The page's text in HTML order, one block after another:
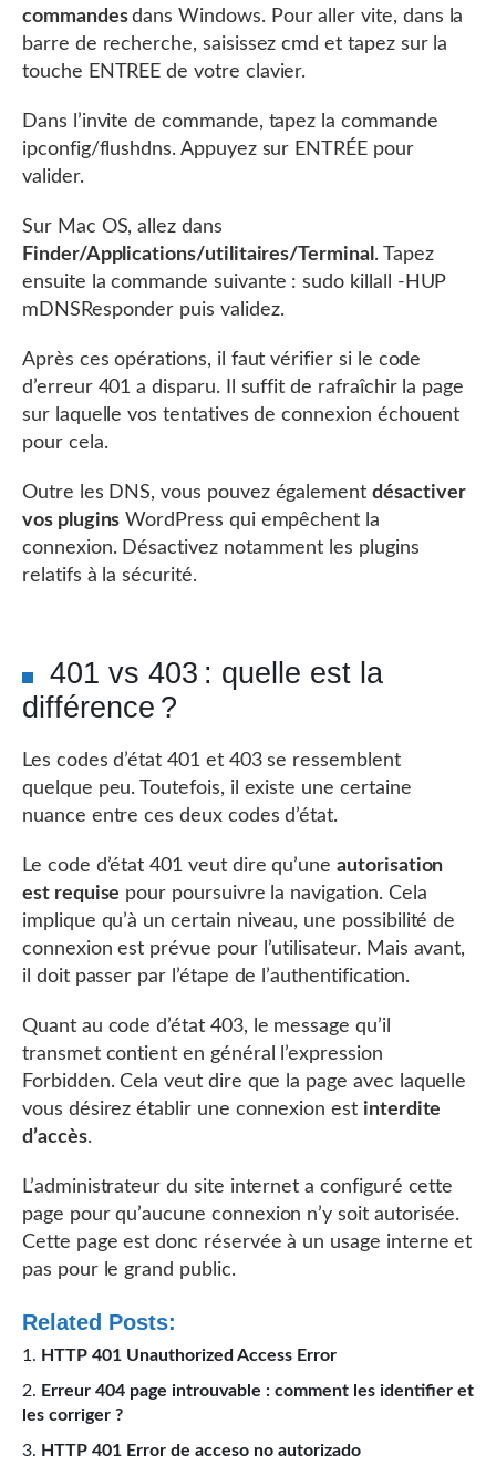
commandesdans Windows. Pour aller vite, dans la
barre de recherche, saisissez cmd et tapez sur la
touche ENTREE de votre clavier.
Dans l’invite de commande, tapez la commande
ipconfig/flushdns. Appuyez sur ENTRÉE pour
valider.
Sur Mac OS, allez dans
Finder/Applications/utilitaires/Terminal . Tapez
ensuite la commande suivante : sudo killall -HUP
mDNSResponder puis validez.
Après ces opérations, il faut vérifier si le code
d’erreur 401 a disparu. Il suffit de rafraîchir la page
sur laquelle vos tentatives de connexion échouent
pour cela.
Outre les DNS, vous pouvez égalementdésactiver
vos plugins WordPress qui empêchent la
connexion. Désactivez notamment les plugins
relatifs à la sécurité.
401 vs 403 : quelle est la
différence ?
Les codes d’état 401 et 403 se ressemblent
quelque peu. Toutefois, il existe une certaine
nuance entre ces deux codes d’état.
Le code d’état 401 veut dire qu’uneautorisation
est requise pour poursuivre la navigation. Cela
implique qu’à un certain niveau, une possibilité de
connexion est prévue pour l’utilisateur. Mais avant,
il doit passer par l’étape de l’authentification.
Quant au code d’état 403, le message qu’il
transmet contient en général l’expression
Forbidden. Cela veut dire que la page avec laquelle
vous désirez établir une connexion est interdite
d’accès.
L’administrateur du site internet a configuré cette
page pour qu’aucune connexion n’y soit autorisée.
Cette page est donc réservée à un usage interne et
pas pour le grand public.
Related Posts:
HTTP 401 Unauthorized Access Error
Erreur 404 page introuvable : comment les identifier et
les corriger ?
HTTP 401 Error de acceso no autorizado